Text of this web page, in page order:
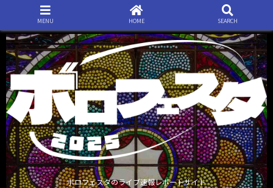
ボロフェスタのライブ速報レポートサイト
MENU HOME SEARCH